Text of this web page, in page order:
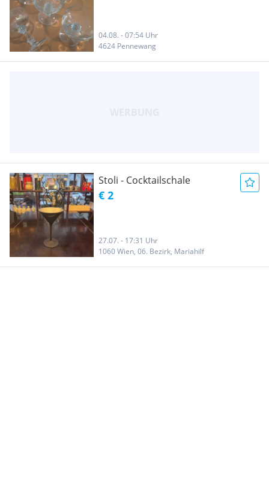
04.08. - 07:54 Uhr
4624 Pennewang
Stoli - Cocktailschale
€ 2
27.07. - 17:31 Uhr
1060 Wien, 06. Bezirk, Mariahilf